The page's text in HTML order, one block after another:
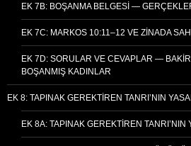
EK 7B: BOŞANMA BELGESI —
EK 7C: MARKOS 10:11–12 VE ZINADA
EK 7D: SORULAR VE CEVAPLAR —
BOŞANMIŞ KADINLAR
EK 8: TAPINAK GEREKTIREN TANRI’NIN
EK 8A: TAPINAK GEREKTIREN TANRI’NIN